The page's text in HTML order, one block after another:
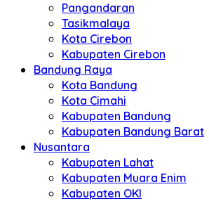
Pangandaran
Tasikmalaya
Kota Cirebon
Kabupaten Cirebon
Bandung Raya
Kota Bandung
Kota Cimahi
Kabupaten Bandung
Kabupaten Bandung Barat
Nusantara
Kabupaten Lahat
Kabupaten Muara Enim
Kabupaten OKI